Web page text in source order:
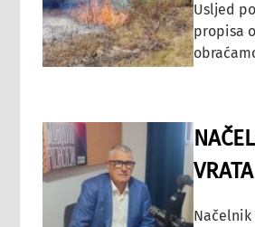
Usljed
propisa
Načelnik